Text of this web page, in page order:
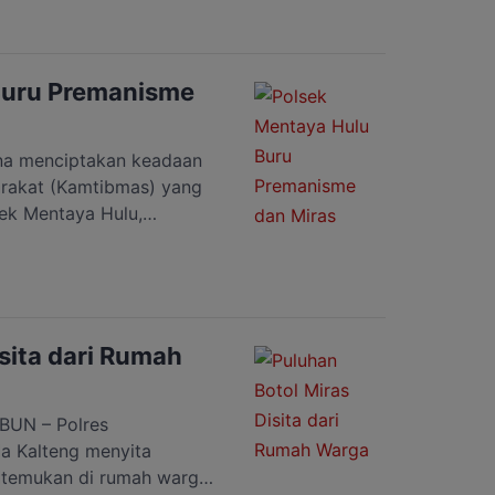
T di Jalan Delima,
Majerum Purni, saat di
[…]
Premanisme
menciptakan keadaan
(Kamtibmas) yang
Mentaya Hulu,
(KRYD) di lingkungan
Hulu, Ipda Uberson,
Jalan […]
dari Rumah
– Polres
Kalteng menyita
di rumah warga